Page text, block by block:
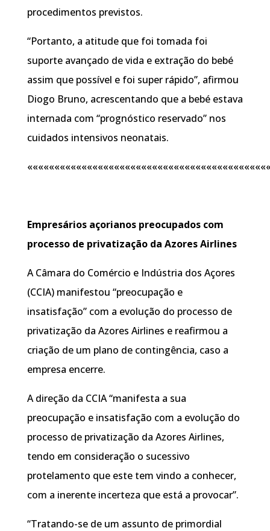
procedimentos previstos.
“Portanto, a atitude que foi tomada foi
suporte avançado de vida e extração do bebé
assim que possível e foi super rápido”, afirmou
Diogo Bruno, acrescentando que a bebé estava
internada com “prognóstico reservado” nos
cuidados intensivos neonatais.
Empresários açorianos preocupados com
processo de privatização da Azores Airlines
A Câmara do Comércio e Indústria dos Açores
(CCIA) manifestou “preocupação e
insatisfação” com a evolução do processo de
privatização da Azores Airlines e reafirmou a
criação de um plano de contingência, caso a
empresa encerre.
A direção da CCIA “manifesta a sua
preocupação e insatisfação com a evolução do
processo de privatização da Azores Airlines,
tendo em consideração o sucessivo
protelamento que este tem vindo a conhecer,
com a inerente incerteza que está a provocar”.
“Tratando-se de um assunto de primordial